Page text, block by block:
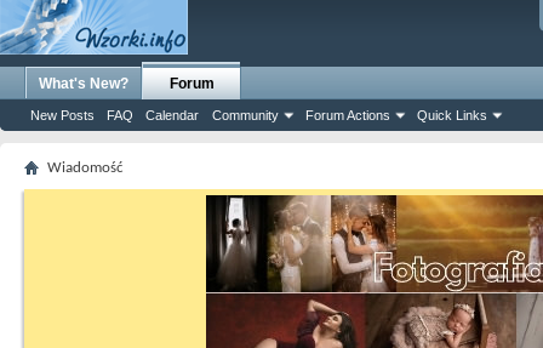
What's New? Forum
New Posts FAQ Calendar Community Forum Actions Quick Links
Wiadomość